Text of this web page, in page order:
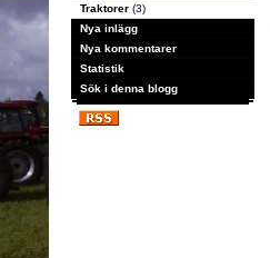
Traktorer (3)
Nya inlägg
Nya kommentarer
Statistik
Sök i denna blogg